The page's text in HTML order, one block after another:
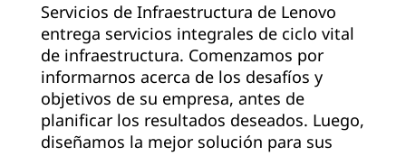
Servicios de Infraestructura de Lenovo
entrega servicios integrales de ciclo vital
de infraestructura. Comenzamos por
informarnos acerca de los desafíos y
objetivos de su empresa, antes de
planificar los resultados deseados. Luego,
diseñamos la mejor solución para sus